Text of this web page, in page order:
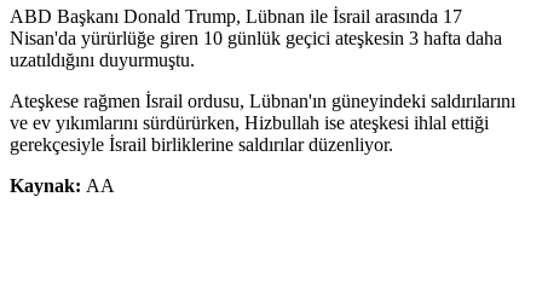
ABD Başkanı Donald Trump, Lübnan ile İsrail arasında 17
Nisan'da yürürlüğe giren 10 günlük geçici ateşkesin 3 hafta daha
uzatıldığını duyurmuştu.
Ateşkese rağmen İsrail ordusu, Lübnan'ın güneyindeki saldırılarını
ve ev yıkımlarını sürdürürken, Hizbullah ise ateşkesi ihlal ettiği
gerekçesiyle İsrail birliklerine saldırılar düzenliyor.
Kaynak: AA